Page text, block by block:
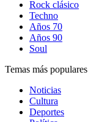
Rock clásico
Techno
Años 70
Años 90
Soul
Temas más populares
Noticias
Cultura
Deportes